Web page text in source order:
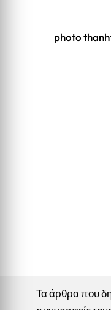
photo
Τα άρθρα που